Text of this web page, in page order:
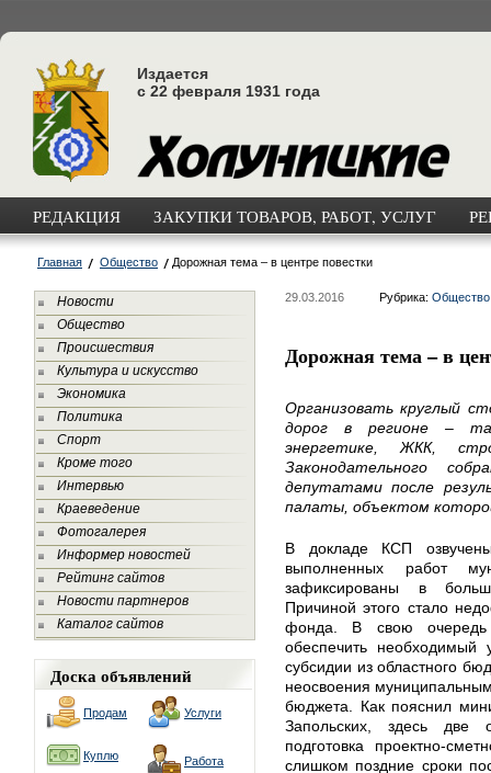
Издается
с 22 февраля 1931 года
РЕДАКЦИЯ ЗАКУПКИ ТОВАРОВ, РАБОТ, УСЛУГ
Главная Общество Дорожная тема – в центре повестки
Новости
Общество
Происшествия
Культура и искусство
Экономика
Политика
Спорт
Кроме того
Интервью
Краеведение
Фотогалерея
Информер новостей
Рейтинг сайтов
Новости партнеров
Каталог сайтов
Доска объявлений
Продам Услуги
Куплю Работа
29.03.2016 Рубрика: Общество
Дорожная тема – в
Организовать круглый
дорог в регионе –
энергетике, ЖКК,
Законодательного
депутатами после
палаты, объектом
В докладе КСП
выполненных работ
зафиксированы в
Причиной этого стало
фонда. В свою очередь
обеспечить необходимый
субсидии из областного
неосвоения
бюджета. Как пояснил
Запольских, здесь две
подготовка проектно-
слишком поздние сроки